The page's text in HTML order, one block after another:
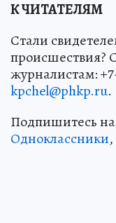
К ЧИТАТЕЛЯМ
Стали
происшествия?
журналистам:
kpchel@phkp.ru.
Подпишитесь
Одноклассники,